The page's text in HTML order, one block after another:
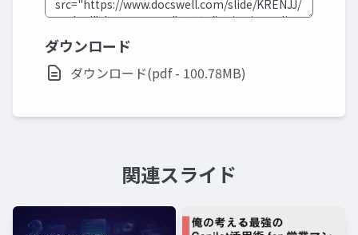
ダウンロード
ダウンロード(pdf - 100.78MB)
関連スライド